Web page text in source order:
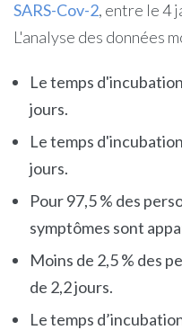
SARS-Cov-2, entre le 4
L'analyse des données
Le temps
jours.
Le temps
jours.
Pour 97,5 % des
symptômes sont
Moins de 2,5 % des
de 2,2 jours.
Le temps